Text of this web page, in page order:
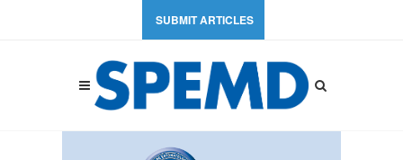
SUBMIT ARTICLES